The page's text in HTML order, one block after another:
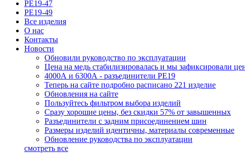
РЕ19-47
РЕ19-49
Все изделия
О нас
Контакты
Новости
Обновили руководство по эксплуатации
Цена на медь стабилизировалась и мы зафиксировали
4000А и 6300А - разъединители РЕ19
Теперь на сайте подробно расписано 221 изделие
Обновления на сайте
Пользуйтесь фильтром выбора изделий
Сразу хорошие цены, без скидки 57% от завышенных
Разъединители с задним присоединением шин
Размеры изделий идентичны, материалы современные
Обновление руководства по эксплуатации
смотреть все